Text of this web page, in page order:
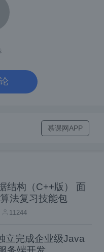
只要散列表足够
，并将记录存入。
% m
= key mod 1
是2。但是2的位置
来的操作
这个时候就没有值
慕课网APP
结构（C++版） 面
法复习技能包
11244
立完成企业级Java